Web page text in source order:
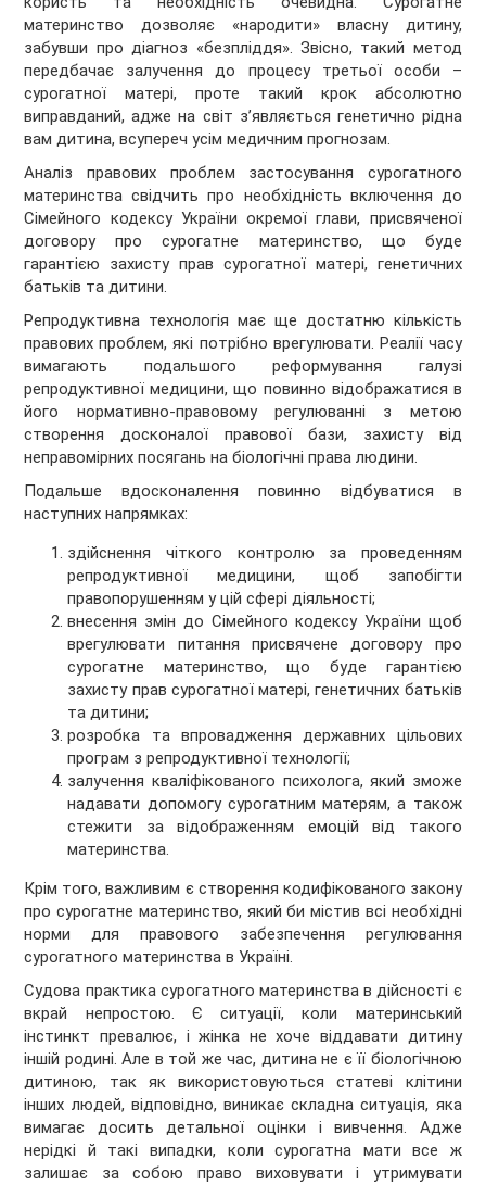
материнство дозволяє «народити» власну дитину,
забувши про діагноз «безпліддя». Звісно, такий метод
передбачає залучення до процесу третьої особи –
сурогатної матері, проте такий крок абсолютно
виправданий, адже на світ з’являється генетично рідна
вам дитина, всупереч усім медичним прогнозам.
Аналіз правових проблем застосування сурогатного
материнства свідчить про необхідність включення до
Сімейного кодексу України окремої глави, присвяченої
договору про сурогатне материнство, що буде
гарантією захисту прав сурогатної матері, генетичних
батьків та дитини.
Репродуктивна технологія має ще достатню кількість
правових проблем, які потрібно врегулювати. Реалії часу
вимагають подальшого реформування галузі
репродуктивної медицини, що повинно відображатися в
його нормативно-правовому регулюванні з метою
створення досконалої правової бази, захисту від
неправомірних посягань на біологічні права людини.
Подальше вдосконалення повинно відбуватися в
наступних напрямках:
здійснення чіткого контролю за проведенням
репродуктивної медицини, щоб запобігти
правопорушенням у цій сфері діяльності;
внесення змін до Сімейного кодексу України щоб
врегулювати питання присвячене договору про
сурогатне материнство, що буде гарантією
захисту прав сурогатної матері, генетичних батьків
та дитини;
розробка та впровадження державних цільових
програм з репродуктивної технології;
залучення кваліфікованого психолога, який зможе
надавати допомогу сурогатним матерям, а також
стежити за відображенням емоцій від такого
материнства.
Крім того, важливим є створення кодифікованого закону
про сурогатне материнство, який би містив всі необхідні
норми для правового забезпечення регулювання
сурогатного материнства в Україні.
Судова практика сурогатного материнства в дійсності є
вкрай непростою. Є ситуації, коли материнський
інстинкт превалює, і жінка не хоче віддавати дитину
іншій родині. Але в той же час, дитина не є її біологічною
дитиною, так як використовуються статеві клітини
інших людей, відповідно, виникає складна ситуація, яка
вимагає досить детальної оцінки і вивчення. Адже
нерідкі й такі випадки, коли сурогатна мати все ж
залишає за собою право виховувати і утримувати